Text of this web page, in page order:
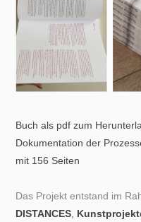
Buch als pdf zum
Dokumentation der
mit 156 Seiten
Das Projekt entstand im
DISTANCES